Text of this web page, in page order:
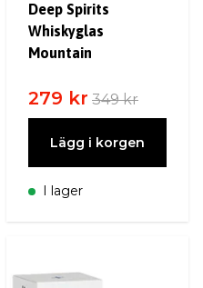
Deep Spirits
Whiskyglas
Mountain
279 kr 349 kr
Lägg i korgen
I lager